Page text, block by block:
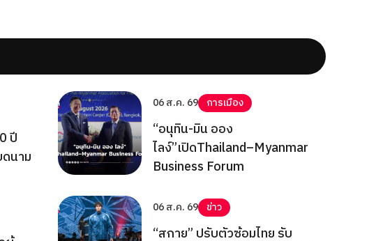
ปี
นาม
06 ส.ค. 69 การเมือง
“อนุทิน-มิน ออง
ไลง์”เปิดThailand–Myanmar
Business Forum
06 ส.ค. 69 ข่าว
“สกาย” ปรับตัวซ้อมไทย รับ